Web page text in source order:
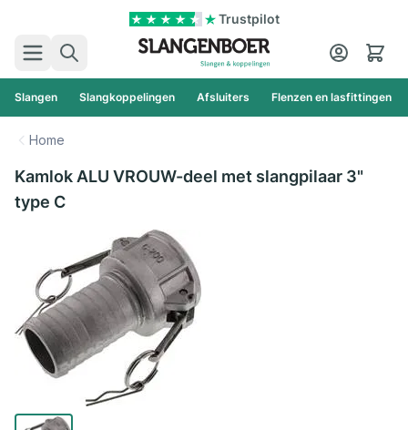
Trustpilot
Zoek
Cart
Slangen Slangkoppelingen Afsluiters Flenzen en lasfittingen
Home
Kamlok ALU VROUW-deel met slangpilaar 3"
type C